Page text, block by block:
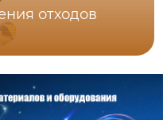
отходов